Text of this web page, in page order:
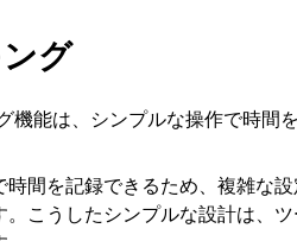
グ
能は、シンプルな操作で時間
間を記録できるため、複雑な
こうしたシンプルな設計は、